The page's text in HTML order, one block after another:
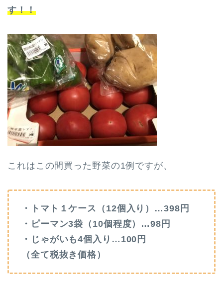
す！！
これはこの間買った野菜の1例ですが、
・トマト１ケース（12個入り）…398円
・ピーマン3袋（10個程度）…98円
・じゃがいも4個入り…100円
（全て税抜き価格）